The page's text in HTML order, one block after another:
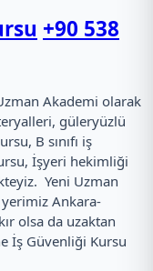
+90 538
Akademi olarak
güleryüzlü
B sınıfı iş
İşyeri hekimliği
Yeni Uzman
Ankara-
olsa da uzaktan
İş Güvenliği Kursu